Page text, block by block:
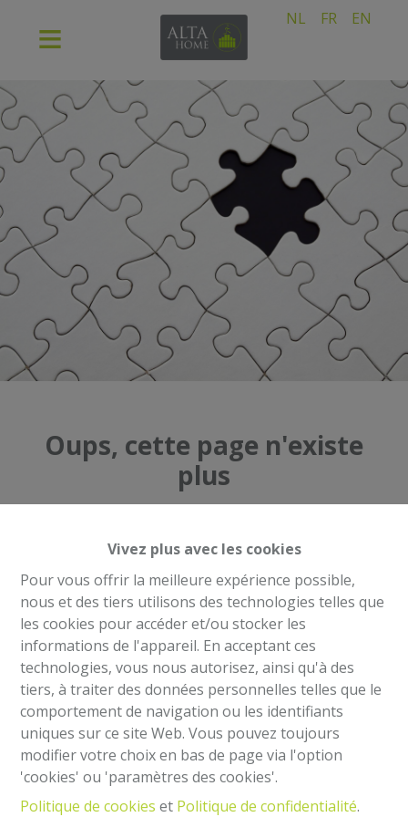
Vivez plus avec les cookies
Pour vous offrir la meilleure expérience possible,
nous et des tiers utilisons des technologies telles que
les cookies pour accéder et/ou stocker les
informations de l'appareil. En acceptant ces
technologies, vous nous autorisez, ainsi qu'à des
tiers, à traiter des données personnelles telles que le
comportement de navigation ou les identifiants
uniques sur ce site Web. Vous pouvez toujours
modifier votre choix en bas de page via l'option
'cookies' ou 'paramètres des cookies'.
Politique de cookies et Politique de confidentialité.
NL FR EN
Oups, cette page n'existe
plus
À Vendre À Louer
Mentions légales
Agent immobilier intermédiaire et régisseur
IPI 504.813- Belgique
Institut professionnel des agents immobiliers, rue